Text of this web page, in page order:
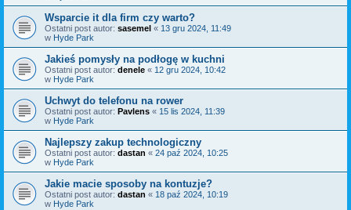
Wsparcie it dla firm czy warto?
Ostatni post autor: sasemel « 13 gru 2024, 11:49
w Hyde Park
Jakieś pomysły na podłogę w kuchni
Ostatni post autor: denele « 12 gru 2024, 10:42
w Hyde Park
Uchwyt do telefonu na rower
Ostatni post autor: Pavlens « 15 lis 2024, 11:39
w Hyde Park
Najlepszy zakup technologiczny
Ostatni post autor: dastan « 24 paź 2024, 10:25
w Hyde Park
Jakie macie sposoby na kontuzje?
Ostatni post autor: dastan « 18 paź 2024, 10:19
w Hyde Park